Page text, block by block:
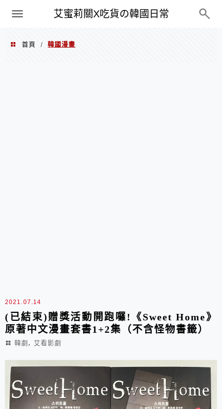
艾蜜莉關X吃貨の韓國日常
PXN
首頁 / 韓國漫畫
2021.07.14
(已結束)贈獎活動開跑囉!《Sweet Home》
原著中文漫畫套書1+2集（不含怪物書籤）
韓劇 , 艾看影劇